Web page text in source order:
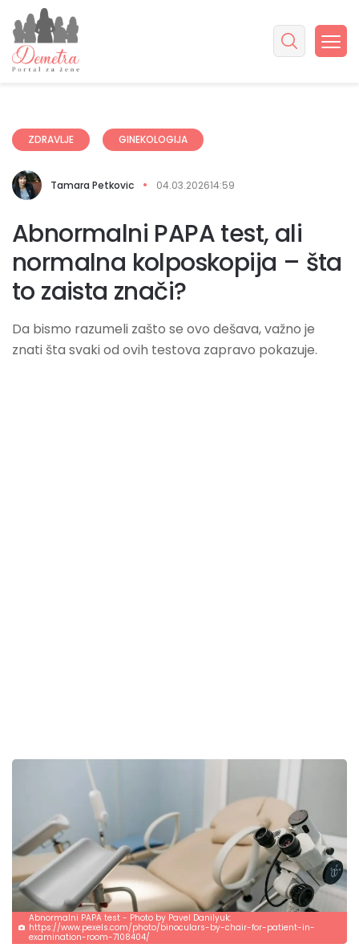
ZDRAVLJE GINEKOLOGIJA
Tamara Petkovic 04.03.202614:59
Abnormalni PAPA test, ali
normalna kolposkopija – šta
to zaista znači?
Da bismo razumeli zašto se ovo dešava, važno je
znati šta svaki od ovih testova zapravo pokazuje.
Abnormalni PAPA test - Photo by Pavel Danilyuk:
https://www.pexels.com/photo/binoculars-by-chair-for-patient-in-
examination-room-7108404/